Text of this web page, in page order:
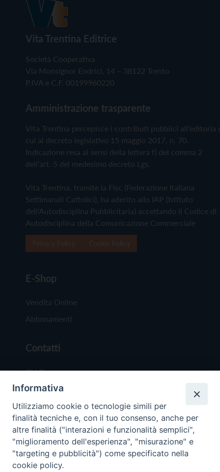
Vita Trentina Editrice
Società Cooperativa
Via Monsignor Endrici, 14 – 38122 Trento
P.IVA e C.F. 00199960220
Amministrazione trasparente
Vita Trentina percepisce i contributi pubblici all'editoria
cui al decreto legislativo 15 maggio 2017, n. 70.
Indicazione resa ai sensi della lettera f) del comma 2
dell'art. 5 del medesimo decreto Lgs.
Vita Trentina, tramite la Fisc (Federazione Italiana
Settimanali Cattolici), ha aderito allo IAP (Istituto
dell'Autodisciplina Pubblicitaria) accettando il Codice di
Autodisciplina della Comunicazione Commerciale
E-Shop
Vendita Online
Abbonamenti
Contatti
Chi Siamo
Redazione
Scrivici
Copyright © 2019 - Tutti i diritti riservati - Vita
Informativa
Utilizziamo cookie o tecnologie simili per
finalità tecniche e, con il tuo consenso, anche per
altre finalità ("interazioni e funzionalità semplici",
"miglioramento dell'esperienza", "misurazione" e
"targeting e pubblicità") come specificato nella
cookie policy.